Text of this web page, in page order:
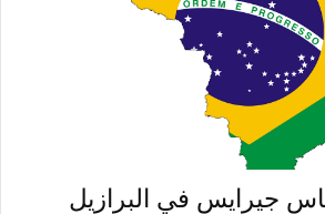
جيرايس في البرازيل